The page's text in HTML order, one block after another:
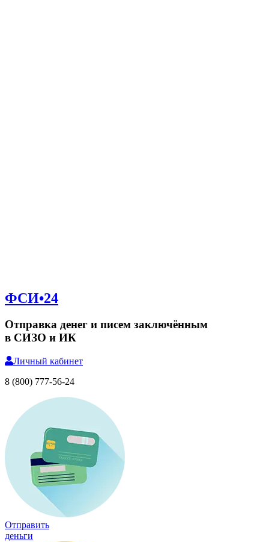
ФСИ•24
Отправка денег и писем заключённым
в СИЗО и ИК
Личный кабинет
8 (800) 777-56-24
Отправить
деньги